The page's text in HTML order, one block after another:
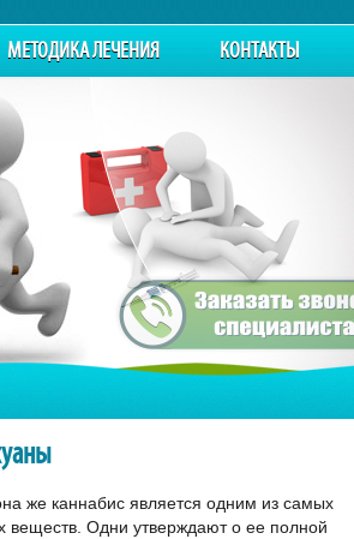
МЕТОДИКА ЛЕЧЕНИЯ КОНТАКТЫ
же каннабис является одним из самых
веществ. Одни утверждают о ее полной